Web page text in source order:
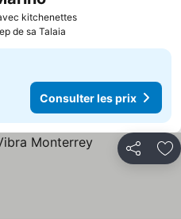
kitchenettes
de sa Talaia
Consulter les prix
Partager